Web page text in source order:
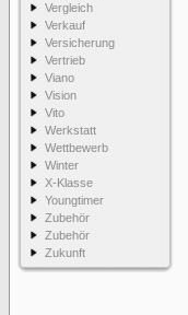
Vergleich
Verkauf
Versicherung
Vertrieb
Viano
Vision
Vito
Werkstatt
Wettbewerb
Winter
X-Klasse
Youngtimer
Zubehör
Zubehör
Zukunft